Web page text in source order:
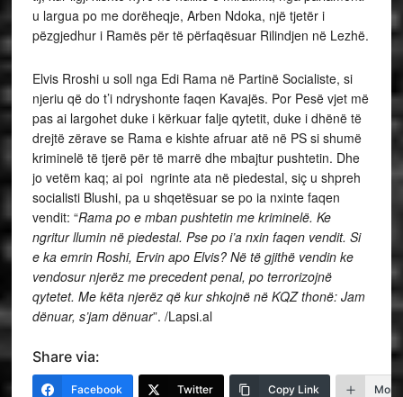
u largua po me dorëheqje, Arben Ndoka, një tjetër i
pëzgjedhur i Ramës për të përfaqësuar Rilindjen në Lezhë.
Elvis Rroshi u soll nga Edi Rama në Partinë Socialiste, si
njeriu që do t’i ndryshonte faqen Kavajës. Por Pesë vjet më
pas ai largohet duke i kërkuar falje qytetit, duke i dhënë të
drejtë zërave se Rama e kishte afruar atë në PS si shumë
kriminelë të tjerë për të marrë dhe mbajtur pushtetin. Dhe
jo vetëm kaq; ai poi ngrinte ata në piedestal, siç u shpreh
socialisti Blushi, pa u shqetësuar se po ia nxinte faqen
vendit: “Rama po e mban pushtetin me kriminelë. Ke
ngritur llumin në piedestal. Pse po i’a nxin faqen vendit. Si
e ka emrin Roshi, Ervin apo Elvis? Në të gjithë vendin ke
vendosur njerëz me precedent penal, po terrorizojnë
qytetet. Me këta njerëz që kur shkojnë në KQZ thonë: Jam
dënuar, s’jam dënuar”. /Lapsi.al
Share via:
Facebook Twitter Copy Link More